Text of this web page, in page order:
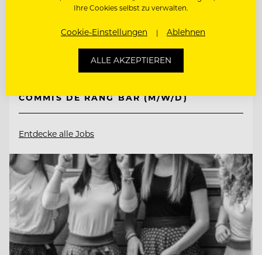
83471 Berchtesgaden, Deutschland
HOUSEKEEPING SUPERVISOR (M/W/D)
COMMIS DE RANG BAR (M/W/D)
Entdecke alle Jobs
Ihre Cookies selbst zu verwalten.
Cookie-Einstellungen Ablehnen
ALLE AKZEPTIEREN